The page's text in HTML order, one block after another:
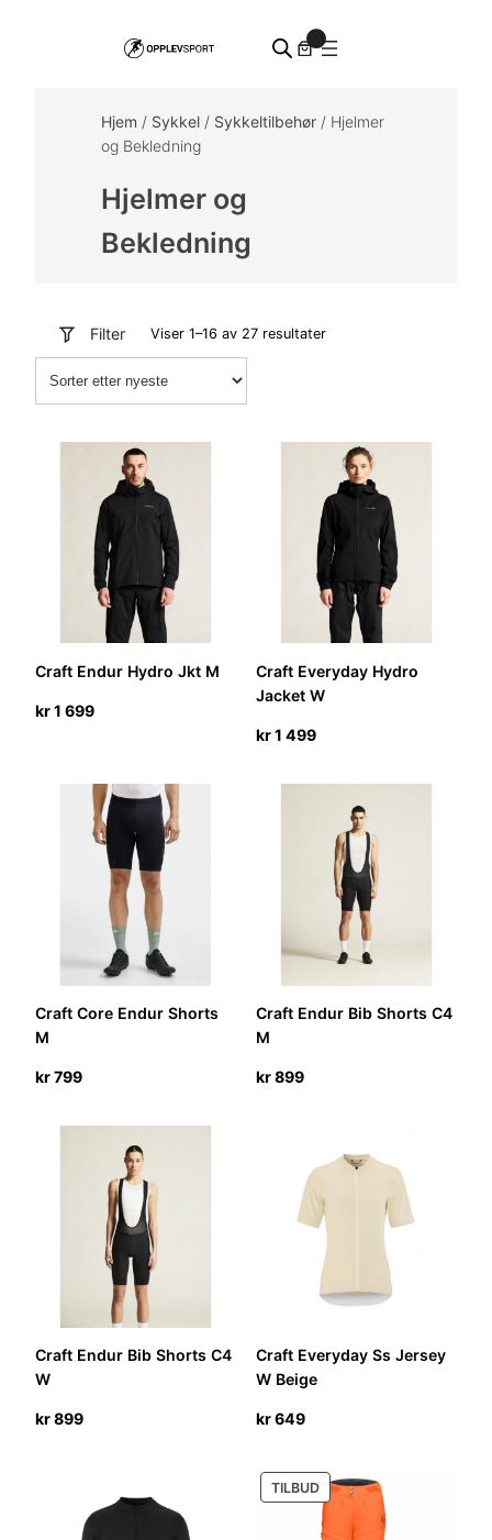
Hjem / Sykkel / Sykkeltilbehør / Hjelmer
og Bekledning
Hjelmer og
Bekledning
Filter Viser 1–16 av 27 resultaterSortert
Craft Endur Hydro Jkt M
kr1 699
Craft Everyday Hydro
Jacket W
kr1 499
Craft Core Endur Shorts
M
kr799
Craft Endur Bib Shorts C4
M
kr899
Craft Endur Bib Shorts C4
W
kr899
Craft Everyday Ss Jersey
W Beige
kr649
TILBUDPRODUKT
PÅ
SALG